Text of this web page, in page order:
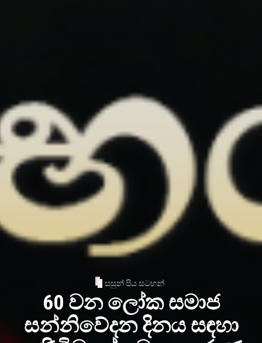
සසුන් පිය සටහන්
60 වන ලෝක සමාජ
සන්නිවේදන දිනය සඳහා